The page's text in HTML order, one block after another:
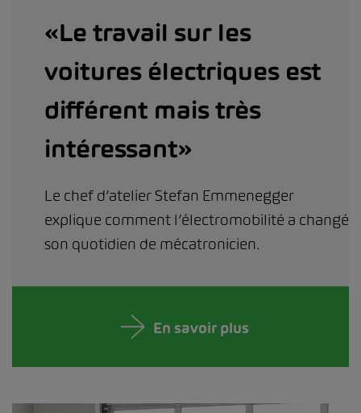
«Le travail sur les
voitures électriques est
différent mais très
intéressant»
Le chef d’atelier Stefan Emmenegger
explique comment l’électromobilité a changé
son quotidien de mécatronicien.
En savoir plus